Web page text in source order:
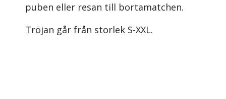
puben eller resan till bortamatchen.
Tröjan går från storlek S-XXL.